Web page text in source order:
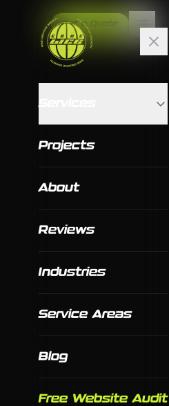
Get a Quote
Projects
About
Reviews
Industries
Service Areas
Blog
Free Website Audit